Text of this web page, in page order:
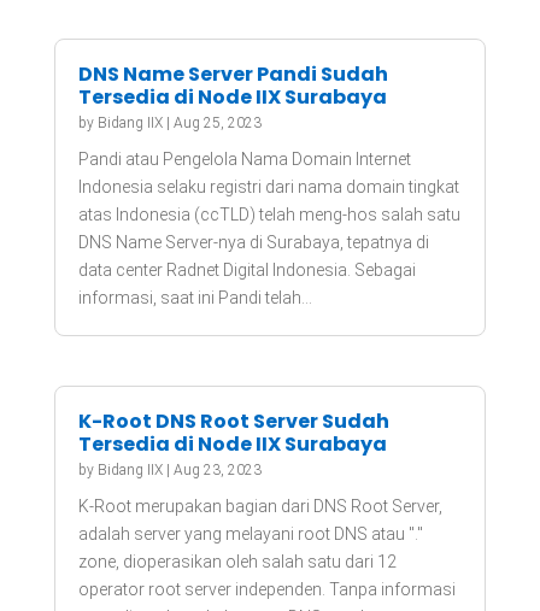
DNS Name Server Pandi Sudah
Tersedia di Node IIX Surabaya
by Bidang IIX| Aug 25, 2023
Pandi atau Pengelola Nama Domain Internet
Indonesia selaku registri dari nama domain tingkat
atas Indonesia (ccTLD) telah meng-hos salah satu
DNS Name Server-nya di Surabaya, tepatnya di
data center Radnet Digital Indonesia. Sebagai
informasi, saat ini Pandi telah...
K-Root DNS Root Server Sudah
Tersedia di Node IIX Surabaya
by Bidang IIX| Aug 23, 2023
K-Root merupakan bagian dari DNS Root Server,
adalah server yang melayani root DNS atau "."
zone, dioperasikan oleh salah satu dari 12
operator root server independen. Tanpa informasi